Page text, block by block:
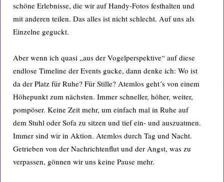
schöne Erlebnisse, die wir auf Handy-Fotos festhalten und
mit anderen teilen. Das alles ist nicht schlecht. Auf uns als
Einzelne geguckt.
Aber wenn ich quasi „aus der Vogelperspektive“ auf diese
endlose Timeline der Events gucke, dann denke ich: Wo ist
da der Platz für Ruhe? Für Stille? Atemlos geht´s von einem
Höhepunkt zum nächsten. Immer schneller, höher, weiter,
pompöser. Keine Zeit mehr, um einfach mal in Ruhe auf
dem Stuhl oder Sofa zu sitzen und tief ein- und auszuatmen.
Immer sind wir in Aktion. Atemlos durch Tag und Nacht.
Getrieben von der Nachrichtenflut und der Angst, was zu
verpassen, gönnen wir uns keine Pause mehr.